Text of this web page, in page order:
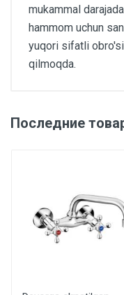
mukammal
hammom uchun
yuqori sifatli
qilmoqda.
Основные
Gappo
Последние